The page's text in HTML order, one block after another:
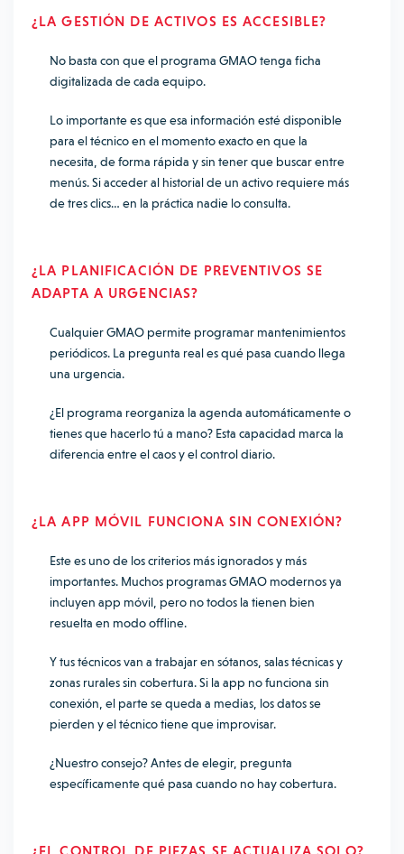
¿LA GESTIÓN DE ACTIVOS ES ACCESIBLE?
No basta con que el programa GMAO tenga ficha
digitalizada de cada equipo.
Lo importante es que esa información esté disponible
para el técnico en el momento exacto en que la
necesita, de forma rápida y sin tener que buscar entre
menús. Si acceder al historial de un activo requiere más
de tres clics… en la práctica nadie lo consulta.
¿LA PLANIFICACIÓN DE PREVENTIVOS SE
ADAPTA A URGENCIAS?
Cualquier GMAO permite programar mantenimientos
periódicos. La pregunta real es qué pasa cuando llega
una urgencia.
¿El programa reorganiza la agenda automáticamente o
tienes que hacerlo tú a mano? Esta capacidad marca la
diferencia entre el caos y el control diario.
¿LA APP MÓVIL FUNCIONA SIN CONEXIÓN?
Este es uno de los criterios más ignorados y más
importantes. Muchos programas GMAO modernos ya
incluyen app móvil, pero no todos la tienen bien
resuelta en modo offline.
Y tus técnicos van a trabajar en sótanos, salas técnicas y
zonas rurales sin cobertura. Si la app no funciona sin
conexión, el parte se queda a medias, los datos se
pierden y el técnico tiene que improvisar.
¿Nuestro consejo? Antes de elegir, pregunta
específicamente qué pasa cuando no hay cobertura.